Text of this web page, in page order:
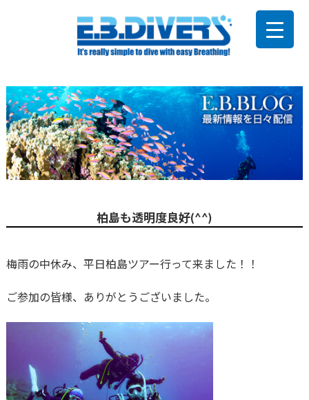
柏島も透明度良好(^^)
梅雨の中休み、平日柏島ツアー行って来ました！！
ご参加の皆様、ありがとうございました。